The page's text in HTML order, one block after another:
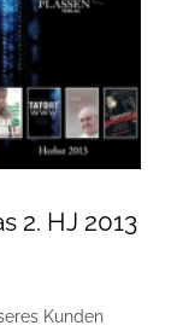
2. HJ 2013
Kunden